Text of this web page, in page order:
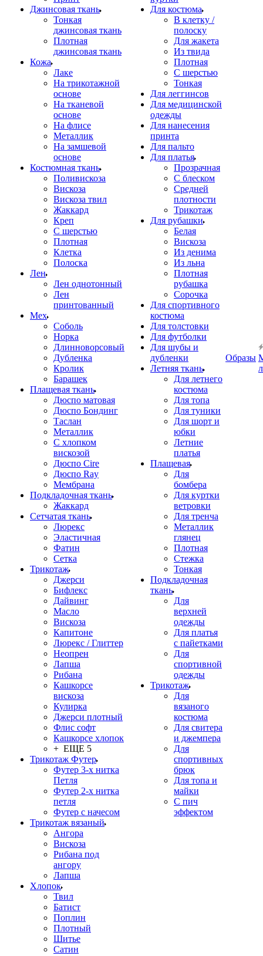
Джинсовая ткань
Тонкая
джинсовая ткань
Плотная
джинсовая ткань
Кожа
Лаке
На трикотажной
основе
На тканевой
основе
На флисе
Металлик
На замшевой
основе
Костюмная ткань
Поливискоза
Вискоза
Вискоза твил
Жаккард
Креп
С шерстью
Плотная
Клетка
Полоска
Лен
Лен однотонный
Лен
принтованный
Мех
Соболь
Норка
Длинноворсовый
Дубленка
Кролик
Барашек
Плащевая ткань
Дюспо матовая
Дюспо Бондинг
Таслан
Металлик
С хлопком
вискозой
Дюспо Cire
Дюспо Ray
Мембрана
Подкладочная ткань
Жаккард
Сетчатая ткань
Люрекс
Эластичная
Фатин
Сетка
Трикотаж
Джерси
Бифлекс
Дайвинг
Масло
Вискоза
Капитоне
Люрекс / Глиттер
Неопрен
Лапша
Рибана
Кашкорсе
вискоза
Кулирка
Джерси плотный
Флис софт
Кашкорсе хлопок
+ ЕЩЕ 5
Трикотаж Футер
Футер 3-х нитка
Петля
Футер 2-х нитка
петля
Футер с начесом
Трикотаж вязаный
Ангора
Вискоза
Рибана под
ангору
Лапша
Хлопок
Твил
Батист
Поплин
Плотный
Шитье
Сатин
Для костюма
В клетку /
полоску
Для жакета
Из твида
Плотная
С шерстью
Тонкая
Для леггинсов
Для медицинской
одежды
Для нанесения
принта
Для пальто
Для платья
Прозрачная
С блеском
Средней
плотности
Трикотаж
Для рубашки
Белая
Вискоза
Из денима
Из льна
Плотная
рубашка
Сорочка
Для спортивного
костюма
Для толстовки
Для футболки
Для шубы и
дубленки
Летняя ткань
Для летнего
костюма
Для топа
Для туники
Для шорт и
юбки
Летние
платья
Плащевая
Для
бомбера
Для куртки
ветровки
Для тренча
Металлик
глянец
Плотная
Стежка
Тонкая
Подкладочная
ткань
Для
верхней
одежды
Для платья
с пайетками
Для
спортивной
одежды
Трикотаж
Для
вязаного
костюма
Для свитера
и джемпера
Для
спортивных
брюк
Для топа и
майки
С пич
эффектом
Образы